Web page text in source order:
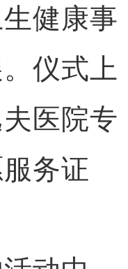
健康事
仪式上
医院专
务证